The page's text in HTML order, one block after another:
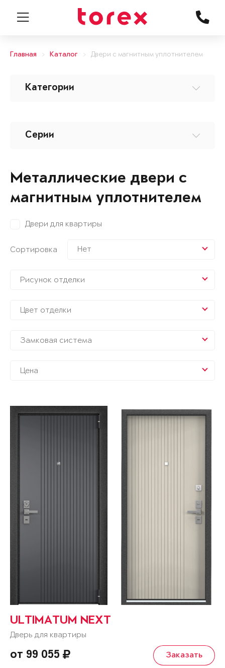
Главная Каталог Двери с магнитным уплотнителем
Категории
Серии
Металлические двери с
магнитным уплотнителем
Двери для квартиры
Сортировка Нет
Рисунок отделки
Цвет отделки
Замковая система
Цена
ULTIMATUM NEXT
Дверь для квартиры
от 99 055 Заказать